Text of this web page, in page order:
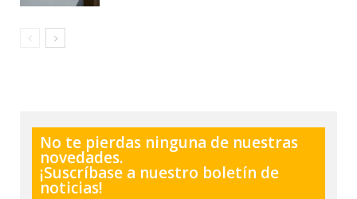
No te pierdas ninguna de nuestras
novedades.
¡Suscríbase a nuestro boletín de
noticias!